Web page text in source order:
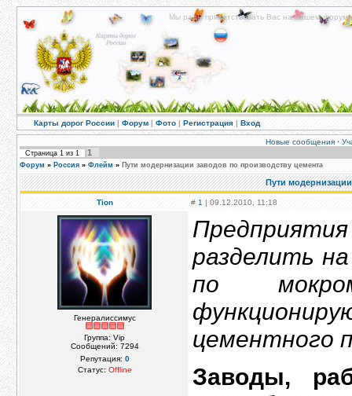
Мы рады приветствовать Вас на нашем
Карты дорог России | Форум | Фото | Регистрация | Вход
Новые сообщения·
Страница 1 из 1 1
Форум » Россия » Флейм » Пути модернизации заводов по производству цемента
Пути
Tion # 1 | 09.12.2010, 11:18
Генералиссимус
Группа: Vip
Сообщений: 7294
Репутация: 0
Статус: Offline
pазделиmь
пo
цeменmногo
Завoды,